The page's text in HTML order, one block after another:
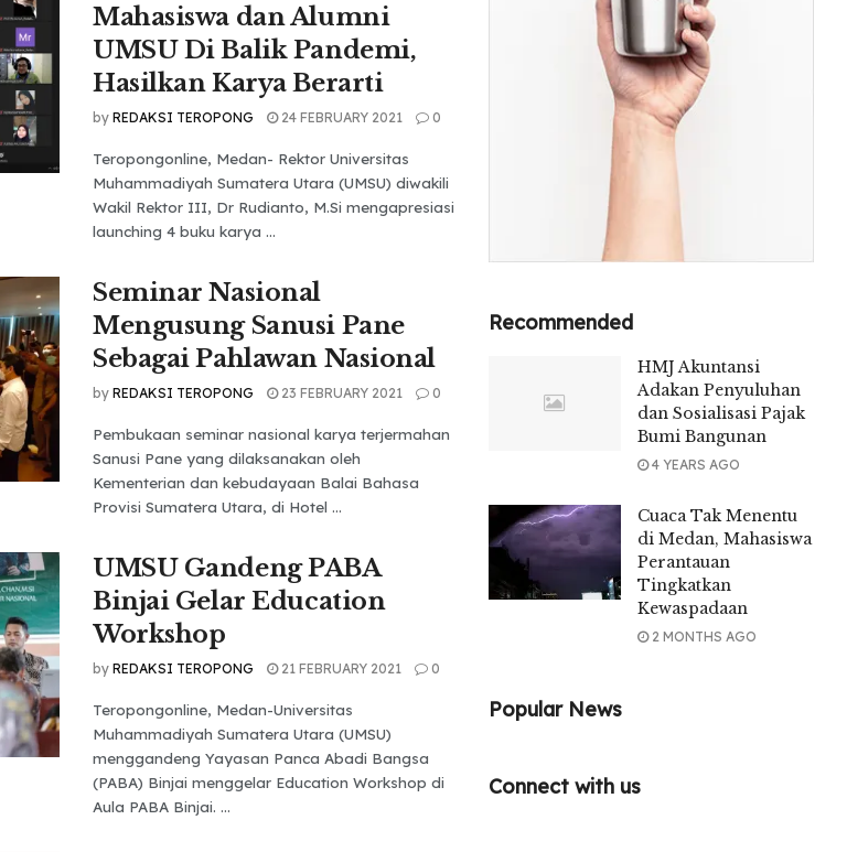
Mahasiswa dan Alumni
UMSU Di Balik Pandemi,
Hasilkan Karya Berarti
by REDAKSI TEROPONG 24 FEBRUARY 2021 0
Teropongonline, Medan- Rektor Universitas
Muhammadiyah Sumatera Utara (UMSU) diwakili
Wakil Rektor III, Dr Rudianto, M.Si mengapresiasi
launching 4 buku karya ...
Seminar Nasional
Mengusung Sanusi Pane
Sebagai Pahlawan Nasional
by REDAKSI TEROPONG 23 FEBRUARY 2021 0
Pembukaan seminar nasional karya terjermahan
Sanusi Pane yang dilaksanakan oleh
Kementerian dan kebudayaan Balai Bahasa
Provisi Sumatera Utara, di Hotel ...
UMSU Gandeng PABA
Binjai Gelar Education
Workshop
by REDAKSI TEROPONG 21 FEBRUARY 2021 0
Teropongonline, Medan-Universitas
Muhammadiyah Sumatera Utara (UMSU)
menggandeng Yayasan Panca Abadi Bangsa
(PABA) Binjai menggelar Education Workshop di
Aula PABA Binjai. ...
Recommended
HMJ Akuntansi
Adakan Penyuluhan
dan Sosialisasi Pajak
Bumi Bangunan
4 YEARS AGO
Cuaca Tak Menentu
di Medan, Mahasiswa
Perantauan
Tingkatkan
Kewaspadaan
2 MONTHS AGO
Popular News
Connect with us